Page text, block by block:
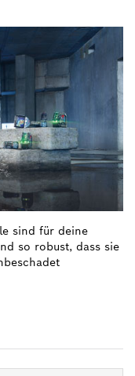
sind für deine
so robust, dass sie